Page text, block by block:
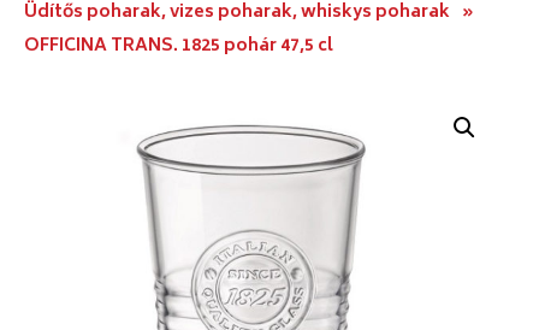
Üdítős poharak, vizes poharak, whiskys poharak »
OFFICINA TRANS. 1825 pohár 47,5 cl